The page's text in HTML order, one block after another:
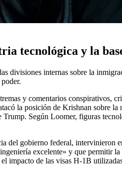
tecnológica y la
divisiones internas sobre la
y comentarios conspirativos,
la posición de Krishnan sobre la
Según Loomer, figuras
gobierno federal, intervinieron
excelente» y que permitir
de las visas H-1B